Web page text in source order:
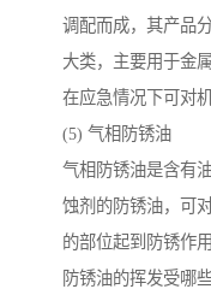
调配而成，其产品
大类，主要用于金
在应急情况下可对
(5) 气相防锈油
气相防锈油是含有
蚀剂的防锈油，可
的部位起到防锈作用
防锈油的挥发受哪